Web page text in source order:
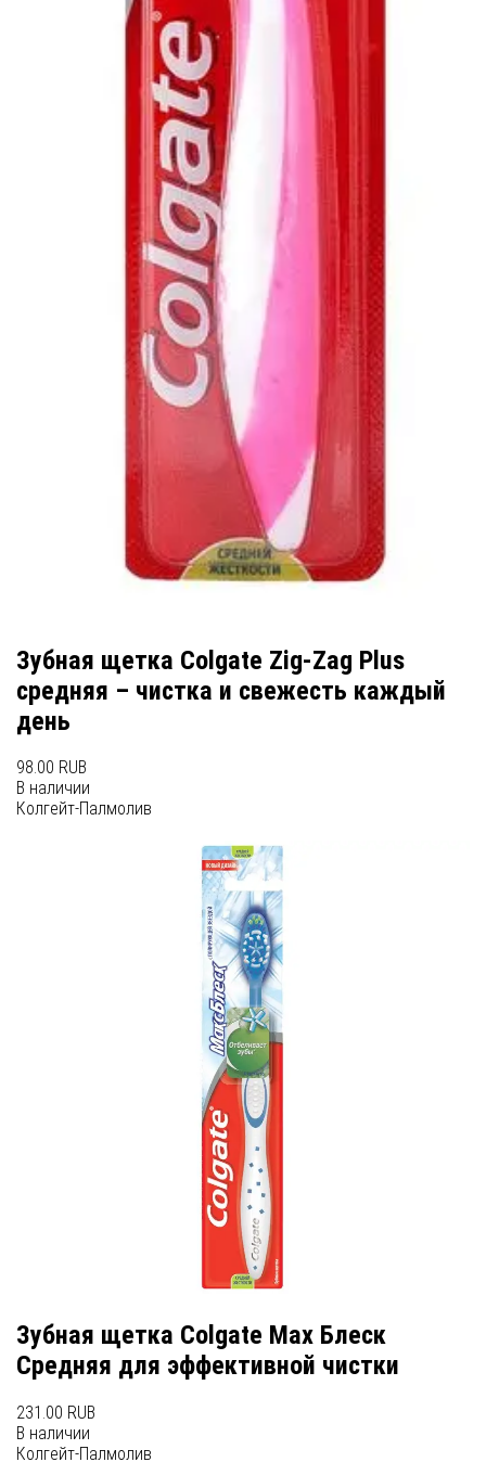
Зубная щетка Colgate Zig-Zag Plus
средняя – чистка и свежесть каждый
день
98.00 RUB
В наличии
Колгейт-Палмолив
Зубная щетка Colgate Max Блеск
Средняя для эффективной чистки
231.00 RUB
В наличии
Колгейт-Палмолив